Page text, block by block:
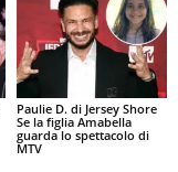
Paulie D. di Jersey Shore
Se la figlia Amabella
guarda lo spettacolo di
MTV